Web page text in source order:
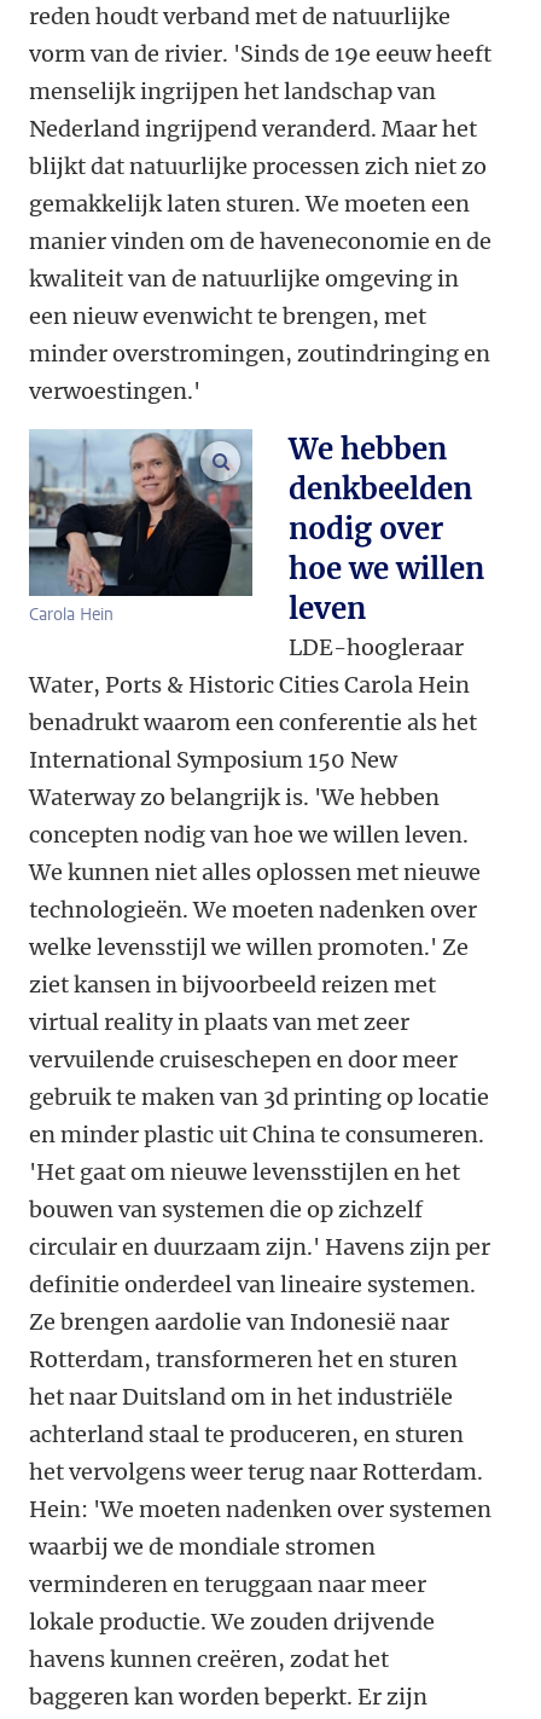
reden houdt verband met de natuurlijke
vorm van de rivier. 'Sinds de 19e eeuw heeft
menselijk ingrijpen het landschap van
Nederland ingrijpend veranderd. Maar het
blijkt dat natuurlijke processen zich niet zo
gemakkelijk laten sturen. We moeten een
manier vinden om de haveneconomie en de
kwaliteit van de natuurlijke omgeving in
een nieuw evenwicht te brengen, met
minder overstromingen, zoutindringing en
verwoestingen.'
Carola Hein
vergroot afbeeldingen
We hebben
denkbeelden
nodig over
hoe we willen
leven
LDE-hoogleraar
Water, Ports & Historic Cities Carola Hein
benadrukt waarom een conferentie als het
International Symposium 150 New
Waterway zo belangrijk is. 'We hebben
concepten nodig van hoe we willen leven.
We kunnen niet alles oplossen met nieuwe
technologieën. We moeten nadenken over
welke levensstijl we willen promoten.' Ze
ziet kansen in bijvoorbeeld reizen met
virtual reality in plaats van met zeer
vervuilende cruiseschepen en door meer
gebruik te maken van 3d printing op locatie
en minder plastic uit China te consumeren.
'Het gaat om nieuwe levensstijlen en het
bouwen van systemen die op zichzelf
circulair en duurzaam zijn.' Havens zijn per
definitie onderdeel van lineaire systemen.
Ze brengen aardolie van Indonesië naar
Rotterdam, transformeren het en sturen
het naar Duitsland om in het industriële
achterland staal te produceren, en sturen
het vervolgens weer terug naar Rotterdam.
Hein: 'We moeten nadenken over systemen
waarbij we de mondiale stromen
verminderen en teruggaan naar meer
lokale productie. We zouden drijvende
havens kunnen creëren, zodat het
baggeren kan worden beperkt. Er zijn